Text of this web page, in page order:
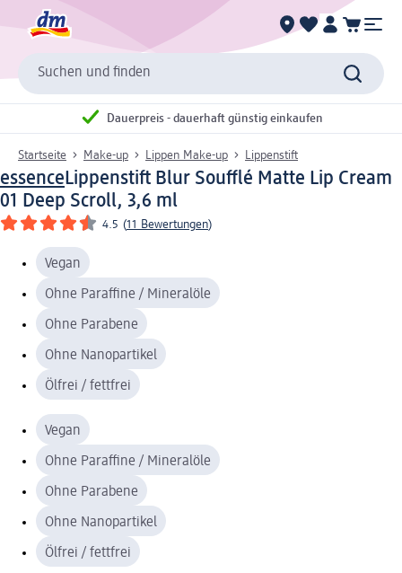
Suchen und finden
Dauerpreis - dauerhaft günstig einkaufen
Startseite Make-up Lippen Make-up Lippenstift
essenceLippenstift Blur Soufflé Matte Lip Cream
01 Deep Scroll, 3,6 ml
4.5 (11 Bewertungen)
Vegan
Ohne Paraffine / Mineralöle
Ohne Parabene
Ohne Nanopartikel
Ölfrei / fettfrei
Vegan
Ohne Paraffine / Mineralöle
Ohne Parabene
Ohne Nanopartikel
Ölfrei / fettfrei